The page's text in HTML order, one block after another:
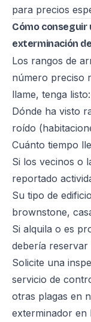
para precios
Cómo conseguir
exterminación
Los rangos de
número preciso
llame, tenga listo:
Dónde ha visto
roído
Cuánto tiempo
Si los vecinos o
reportado
Su tipo de
brownstone,
Si alquila o es
debería reservar
Solicite una
servicio de
otras plagas en
exterminador en